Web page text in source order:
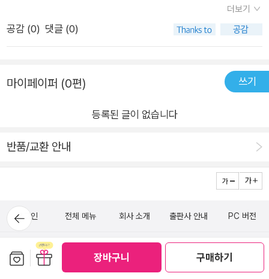
장바구니 구매하기
이지를카메라로 비춰보세요~​총 20개의 어휘가 등장한답니다​그
래서인지청소년 권장도서로 손꼽힌다고 해요​20개 한자 어휘그
리고 위에서 소개하는 20개의 어휘들을책 앞부분에서 이해하기
쉽게마인드 맵처럼 표기 해주었는데요​초등 친구들도 알아보기
쉽게짝지을 수 있는 한자끼리같은 색을 칠해두었고,​큼지막하게
서도복습차원으로 읽어보면​평소 어려던 한자이더라도음과 뜻을
법 천자문 57권>을 통해자연스럽게 알게 된 한자와어휘들, 사자
성어들을​다시 한 번 복습하는 차원으로문제들을 풀어볼 수 있게1
31쪽부터 소개해 주고 있어요​빈칸에 들어갈 한자(단어),​같은 단
어이지만보기에 적힌 문장에 쓰인 의미처럼쓰인 것을 고르는 문
제,​비슷한 낱말끼리 짝지어 보기 등등​다양한 문제들로한자를 익
혀볼 수 있어요
지 기를 수 있습니다.한자와 국어 어휘를 골고루 성장시키는! 새
로워진 마법천자문을 만나보세요~​​-서평단 활동의 일환으로 도
지 도서관의 마법천자문 책들은 전부 너덜너덜~ㅎㅎㅎ 그래서
이렇게 본인만의 새 책이 생겼다고 어찌나 좋아하던지요~^^57
권 한정부록으로 특별 엽서가 포함되어 있어요! 바로바로바로! 정
수영 그림 작가님의 친필 엽서에요! 진짜 저희 아이에게 쓰듯이
엽서를 친근한 말투로 써주셔서 아이가 정말 좋아했어요.한자 어
어요. 제가 개봉만 한 상태로 책상에 놓아두었는데 다시 꺼내어
니 같은 반의 하나뿐인 친구가 마법천자문 왕팬이라 친구에게 주
었다고 하더라구요. 그 마음이 기특해서 칭찬해주었어요.마법천
자문은 1~53권까지는 한자의 낱자를 권당 20개씩 익혔다면, 5
4~57권은 한자 두 개씩으로 조합된 한자어를 20개씩 배웁니다.
그래서 한자마법이 아닌 단어마법과 단어확장마법까지 등장하게
되었어요. 만화를 읽으면서 문해력 향상을 기대해도 되는 이유입
니다.마법천자문 학습 1단계 : 만화 재밌게 보기만화에서 자연스
더보기
공감 (0) 댓글 (0)
마이페이퍼 (0편) 쓰기
등록된 글이 없습니다
반품/교환 안내
뒤로가
기
로그인 전체 메뉴 회사 소개 출판사 안내 PC 버전
일반문의 (발신자 부담) 1544-2514